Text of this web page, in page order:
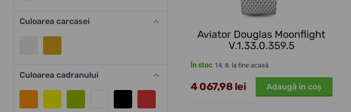
Culoarea carcasei
Culoarea cadranului
Aviator Douglas Moonflight
V.1.33.0.359.5
În stoc 14. 8. la tine acasă
4 067,98 lei Adaugă in coş